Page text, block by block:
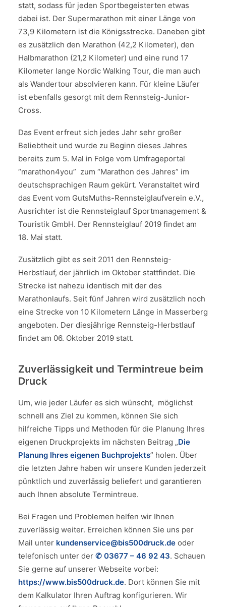
statt, sodass für jeden Sportbegeisterten etwas
dabei ist. Der Supermarathon mit einer Länge von
73,9 Kilometern ist die Königsstrecke. Daneben gibt
es zusätzlich den Marathon (42,2 Kilometer), den
Halbmarathon (21,2 Kilometer) und eine rund 17
Kilometer lange Nordic Walking Tour, die man auch
als Wandertour absolvieren kann. Für kleine Läufer
ist ebenfalls gesorgt mit dem Rennsteig-Junior-
Cross.
Das Event erfreut sich jedes Jahr sehr großer
Beliebtheit und wurde zu Beginn dieses Jahres
bereits zum 5. Mal in Folge vom Umfrageportal
“marathon4you” zum “Marathon des Jahres” im
deutschsprachigen Raum gekürt. Veranstaltet wird
das Event vom GutsMuths-Rennsteiglaufverein e.V.,
Ausrichter ist die Rennsteiglauf Sportmanagement &
Touristik GmbH. Der Rennsteiglauf 2019 findet am
18. Mai statt.
Zusätzlich gibt es seit 2011 den Rennsteig-
Herbstlauf, der jährlich im Oktober stattfindet. Die
Strecke ist nahezu identisch mit der des
Marathonlaufs. Seit fünf Jahren wird zusätzlich noch
eine Strecke von 10 Kilometern Länge in Masserberg
angeboten. Der diesjährige Rennsteig-Herbstlauf
findet am 06. Oktober 2019 statt.
Zuverlässigkeit und Termintreue beim
Druck
Um, wie jeder Läufer es sich wünscht, möglichst
schnell ans Ziel zu kommen, können Sie sich
hilfreiche Tipps und Methoden für die Planung Ihres
eigenen Druckprojekts im nächsten Beitrag „Die
Planung Ihres eigenen Buchprojekts” holen. Über
die letzten Jahre haben wir unsere Kunden jederzeit
pünktlich und zuverlässig beliefert und garantieren
auch Ihnen absolute Termintreue.
Bei Fragen und Problemen helfen wir Ihnen
zuverlässig weiter. Erreichen können Sie uns per
Mail unter kundenservice@bis500druck.de oder
telefonisch unter der ✆ 03677 – 46 92 43. Schauen
Sie gerne auf unserer Webseite vorbei:
https://www.bis500druck.de. Dort können Sie mit
dem Kalkulator Ihren Auftrag konfigurieren. Wir